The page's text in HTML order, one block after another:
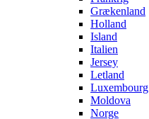
Grækenland
Holland
Island
Italien
Jersey
Letland
Luxembourg
Moldova
Norge